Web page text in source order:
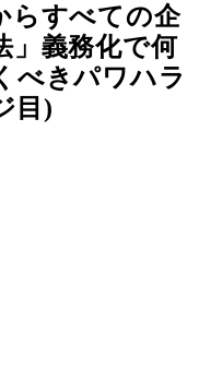
らすべての企
」義務化で何
きパワハラ
目)